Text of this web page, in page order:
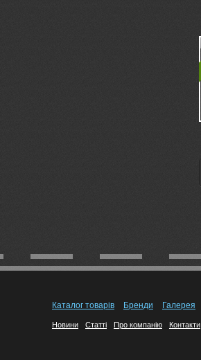
Каталог товарів Бренди Галерея
Новини Статті Про компанію Контакти